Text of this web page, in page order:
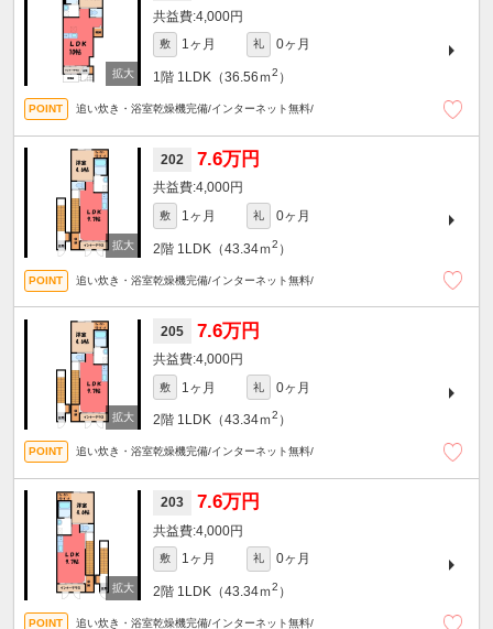
4,000円
敷 1ヶ月 礼 0ヶ月
1階 1LDK（36.56ｍ2 ）
追い炊き・浴室乾燥機完備/インターネット無料/
202 7.6万円
4,000円
敷 1ヶ月 礼 0ヶ月
2階 1LDK（43.34ｍ2 ）
追い炊き・浴室乾燥機完備/インターネット無料/
205 7.6万円
4,000円
敷 1ヶ月 礼 0ヶ月
2階 1LDK（43.34ｍ2 ）
追い炊き・浴室乾燥機完備/インターネット無料/
203 7.6万円
4,000円
敷 1ヶ月 礼 0ヶ月
2階 1LDK（43.34ｍ2 ）
追い炊き・浴室乾燥機完備/インターネット無料/